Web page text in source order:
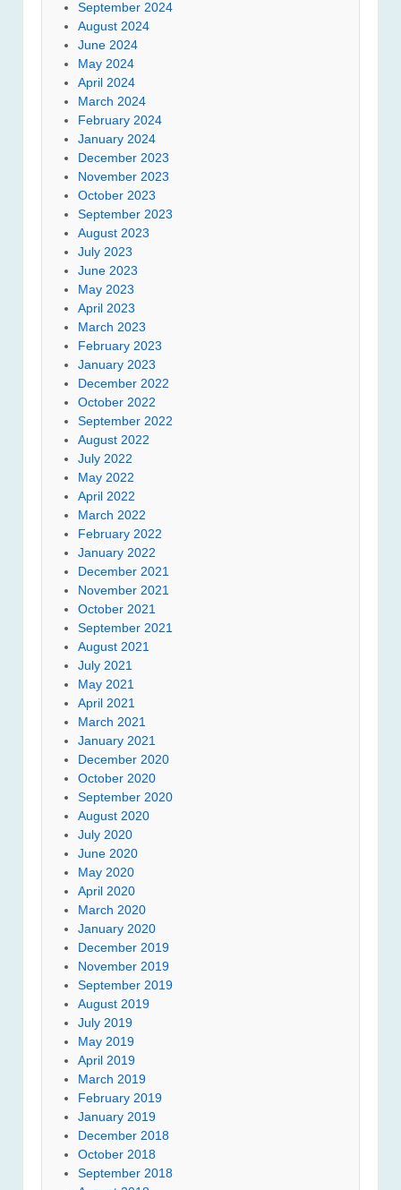
September 2024
August 2024
June 2024
May 2024
April 2024
March 2024
February 2024
January 2024
December 2023
November 2023
October 2023
September 2023
August 2023
July 2023
June 2023
May 2023
April 2023
March 2023
February 2023
January 2023
December 2022
October 2022
September 2022
August 2022
July 2022
May 2022
April 2022
March 2022
February 2022
January 2022
December 2021
November 2021
October 2021
September 2021
August 2021
July 2021
May 2021
April 2021
March 2021
January 2021
December 2020
October 2020
September 2020
August 2020
July 2020
June 2020
May 2020
April 2020
March 2020
January 2020
December 2019
November 2019
September 2019
August 2019
July 2019
May 2019
April 2019
March 2019
February 2019
January 2019
December 2018
October 2018
September 2018